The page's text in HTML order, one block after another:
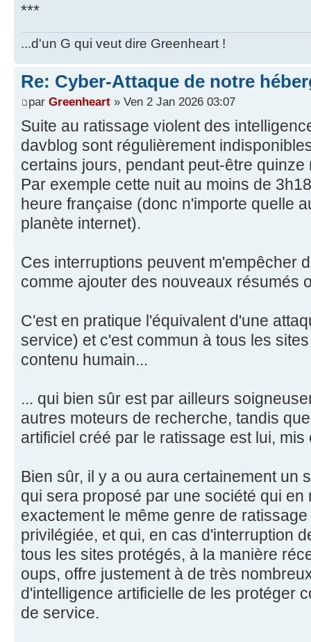
***
...d'un G qui veut dire Greenheart !
Re: Cyber-Attaque de notre
par Greenheart » Ven 2 Jan 2026 03:07
Suite au ratissage violent des
davblog sont régulièrement
certains jours, pendant peut-être quinze
Par exemple cette nuit au moins de
heure française (donc n'importe quelle
planète internet).
Ces interruptions peuvent m'empêcher
comme ajouter des nouveaux résumés
C'est en pratique l'équivalent d'une
service) et c'est commun à tous les
contenu humain...
... qui bien sûr est par ailleurs
autres moteurs de recherche, tandis
artificiel créé par le ratissage est lui,
Bien sûr, il y a ou aura certainement un
qui sera proposé par une société qui en
exactement le même genre de
privilégiée, et qui, en cas d'interruption
tous les sites protégés, à la manière
oups, offre justement à de très
d'intelligence artificielle de les protéger
de service.